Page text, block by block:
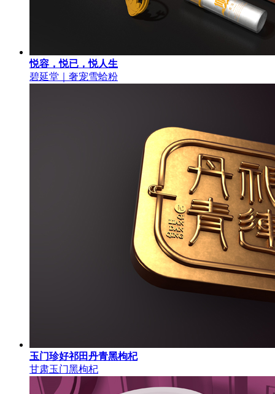
悦容，悦已，悦人生
碧延堂｜奢宠雪蛤粉
玉门珍好祁田丹青黑枸杞
甘肃玉门黑枸杞